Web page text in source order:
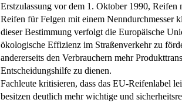
Erstzulassung vor dem 1. Oktober 1990,
Reifen für Felgen mit einem Nenndurchmesser
dieser Bestimmung verfolgt die Europäische
ökologische Effizienz im Straßenverkehr zu
andererseits den Verbrauchern mehr
Entscheidungshilfe zu dienen.
Fachleute kritisieren, dass das EU-Reifenlabel
besitzen deutlich mehr wichtige und